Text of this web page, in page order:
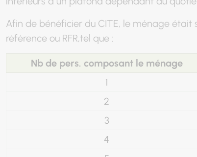
Afin de bénéficier du CITE, le ménage
référence ou RFR,tel que :
Nb de pers. composant le ménage
1
2
3
4